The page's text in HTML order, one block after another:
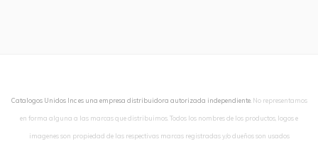
Catalogos Unidos Inc es una empresa distribuidora autorizada independiente. No representamos
en forma alguna a las marcas que distribuimos. Todos los nombres de los productos, logos e
imagenes son propiedad de las respectivas marcas registradas y/o dueños son usados